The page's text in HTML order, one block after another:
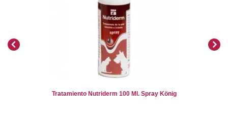
Tratamiento Nutriderm 100 Ml. Spray König